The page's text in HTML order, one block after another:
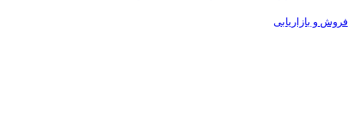
فروش و بازاریابی